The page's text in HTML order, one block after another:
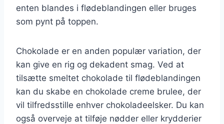
enten blandes i flødeblandingen eller bruges
som pynt på toppen.
Chokolade er en anden populær variation, der
kan give en rig og dekadent smag. Ved at
tilsætte smeltet chokolade til flødeblandingen
kan du skabe en chokolade creme brulee, der
vil tilfredsstille enhver chokoladeelsker. Du kan
også overveje at tilføje nødder eller krydderier